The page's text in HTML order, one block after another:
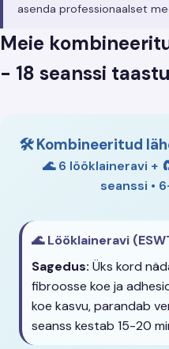
asenda professionaalset
Meie
- 18 seanssi
🛠️ Kombineeritud
🌊 6 lööklaineravi +
seanssi •
🌊 Lööklaineravi
Sagedus: Üks kord
fibroosse koe ja
koe kasvu, parandab
seanss kestab 15-20